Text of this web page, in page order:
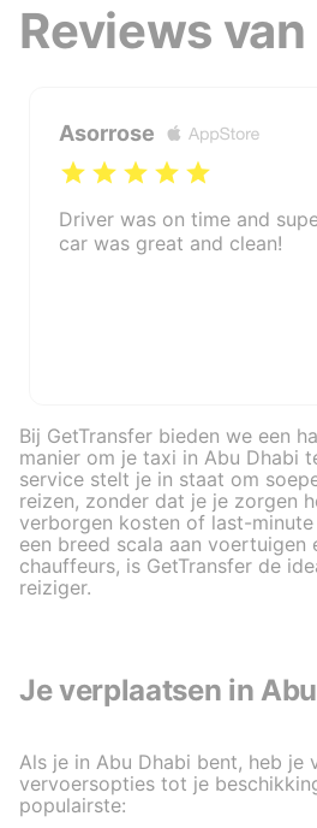
Reviews
Asorrose
Driver was on time and
car was great and clean!
Bij GetTransfer bieden we een
manier om je taxi in Abu Dhabi
service stelt je in staat om
reizen, zonder dat je je zorgen
verborgen kosten of last-
een breed scala aan voertuigen
chauffeurs, is GetTransfer de
reiziger.
Je verplaatsen in
Als je in Abu Dhabi bent, heb je
vervoersopties tot je
populairste: